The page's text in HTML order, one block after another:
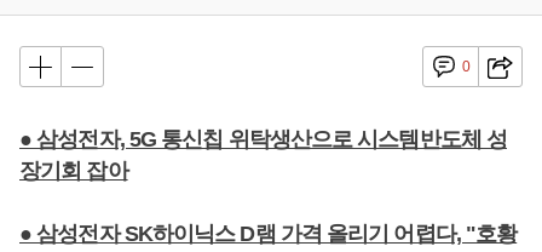
0
● 삼성전자, 5G 통신칩 위탁생산으로 시스템반도체 성
장기회 잡아
● 삼성전자 SK하이닉스 D램 가격 올리기 어렵다, "호황